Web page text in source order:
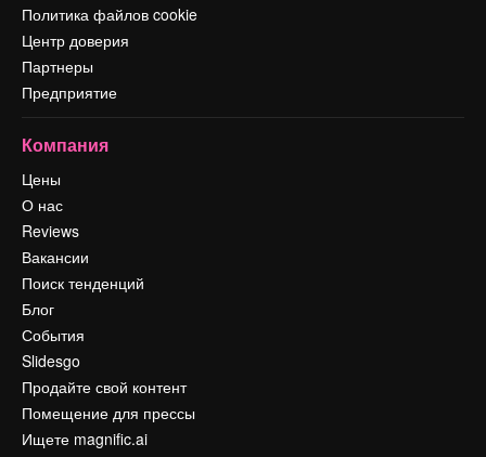
Политика файлов cookie
Центр доверия
Партнеры
Предприятие
Компания
Цены
О нас
Reviews
Вакансии
Поиск тенденций
Блог
События
Slidesgo
Продайте свой контент
Помещение для прессы
Ищете magnific.ai